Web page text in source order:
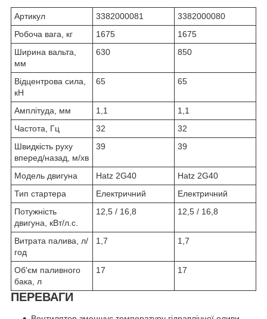
Артикул 3382000081
3382000080
Робоча вага, кг
1675
1675
Ширина вальта,
мм
630 850
Відцентрова сила,
кН
65 65
Амплітуда, мм 1,1
1,1
Частота, Гц
32
32
Швидкість руху
вперед/назад, м/хв
39 39
Модель двигуна Hatz 2G40
Hatz 2G40
Тип стартера
Електричний
Електричний
Потужність
двигуна, кВт/л.с.
12,5 / 16,8 12,5 / 16,8
Витрата палива, л/
год
1,7 1,7
Об'єм паливного
бака, л
17 17
ПЕРЕВАГИ